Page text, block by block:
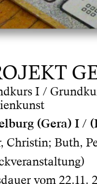
I /
(Gera) I /
Christin; Buth,
vom 22.11.